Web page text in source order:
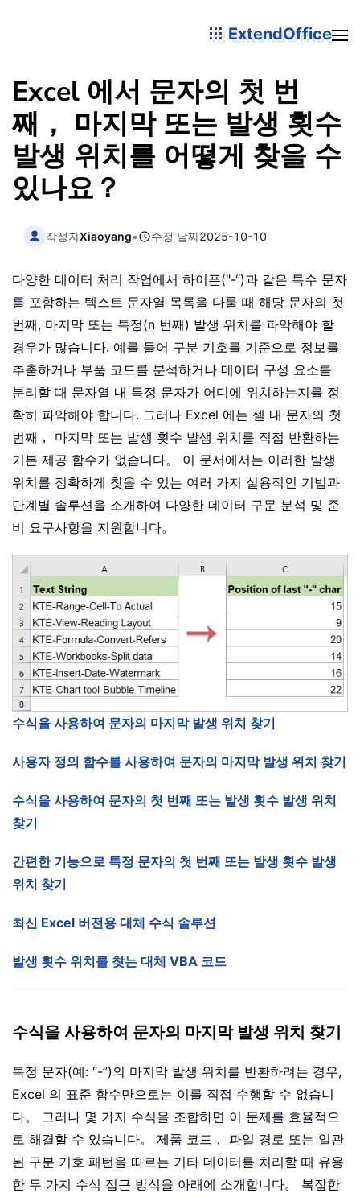
ExtendOffice
Excel 에서 문자의 첫 번
째， 마지막 또는 발생 횟수
발생 위치를 어떻게 찾을 수
있나요？
작성자Xiaoyang• 수정 날짜2025-10-10
다양한 데이터 처리 작업에서 하이픈("-“)과 같은 특수 문자
를 포함하는 텍스트 문자열 목록을 다룰 때 해당 문자의 첫
번째, 마지막 또는 특정(n 번째) 발생 위치를 파악해야 할
경우가 많습니다. 예를 들어 구분 기호를 기준으로 정보를
추출하거나 부품 코드를 분석하거나 데이터 구성 요소를
분리할 때 문자열 내 특정 문자가 어디에 위치하는지를 정
확히 파악해야 합니다. 그러나 Excel 에는 셀 내 문자의 첫
번째， 마지막 또는 발생 횟수 발생 위치를 직접 반환하는
기본 제공 함수가 없습니다。 이 문서에서는 이러한 발생
위치를 정확하게 찾을 수 있는 여러 가지 실용적인 기법과
단계별 솔루션을 소개하여 다양한 데이터 구문 분석 및 준
비 요구사항을 지원합니다。
수식을 사용하여 문자의 마지막 발생 위치 찾기
사용자 정의 함수를 사용하여 문자의 마지막 발생 위치 찾기
수식을 사용하여 문자의 첫 번째 또는 발생 횟수 발생 위치
찾기
간편한 기능으로 특정 문자의 첫 번째 또는 발생 횟수 발생
위치 찾기
최신 Excel 버전용 대체 수식 솔루션
발생 횟수 위치를 찾는 대체 VBA 코드
수식을 사용하여 문자의 마지막 발생 위치 찾기
특정 문자(예: “-”)의 마지막 발생 위치를 반환하려는 경우,
Excel 의 표준 함수만으로는 이를 직접 수행할 수 없습니
다。 그러나 몇 가지 수식을 조합하면 이 문제를 효율적으
로 해결할 수 있습니다。 제품 코드， 파일 경로 또는 일관
된 구분 기호 패턴을 따르는 기타 데이터를 처리할 때 유용
한 두 가지 수식 접근 방식을 아래에 소개합니다。 복잡한